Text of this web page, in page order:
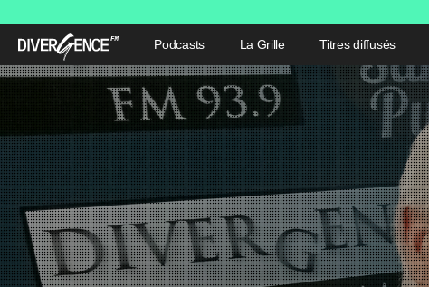
Podcasts La Grille Titres diffusés